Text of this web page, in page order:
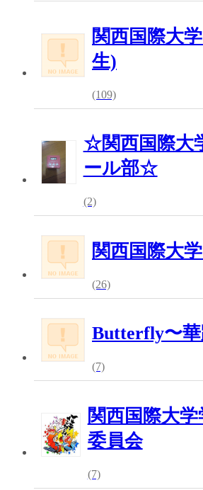
関西国際大
生)
(109)
☆関西国際大
ール部☆
(2)
関西国際大
(26)
Butterfly〜
(7)
関西国際大
委員会
(7)